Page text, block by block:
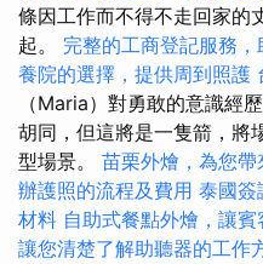
條因工作而不得不走回家的
起。 完整的工商登記服務
養院的選擇，提供周到照護
（Maria）對勇敢的意識經
胡同，但這將是一隻箭，將
型場景。 苗栗外燴，為您
辦護照的流程及費用 泰國簽
材料 自助式餐點外燴，讓
讓您清楚了解助聽器的工作